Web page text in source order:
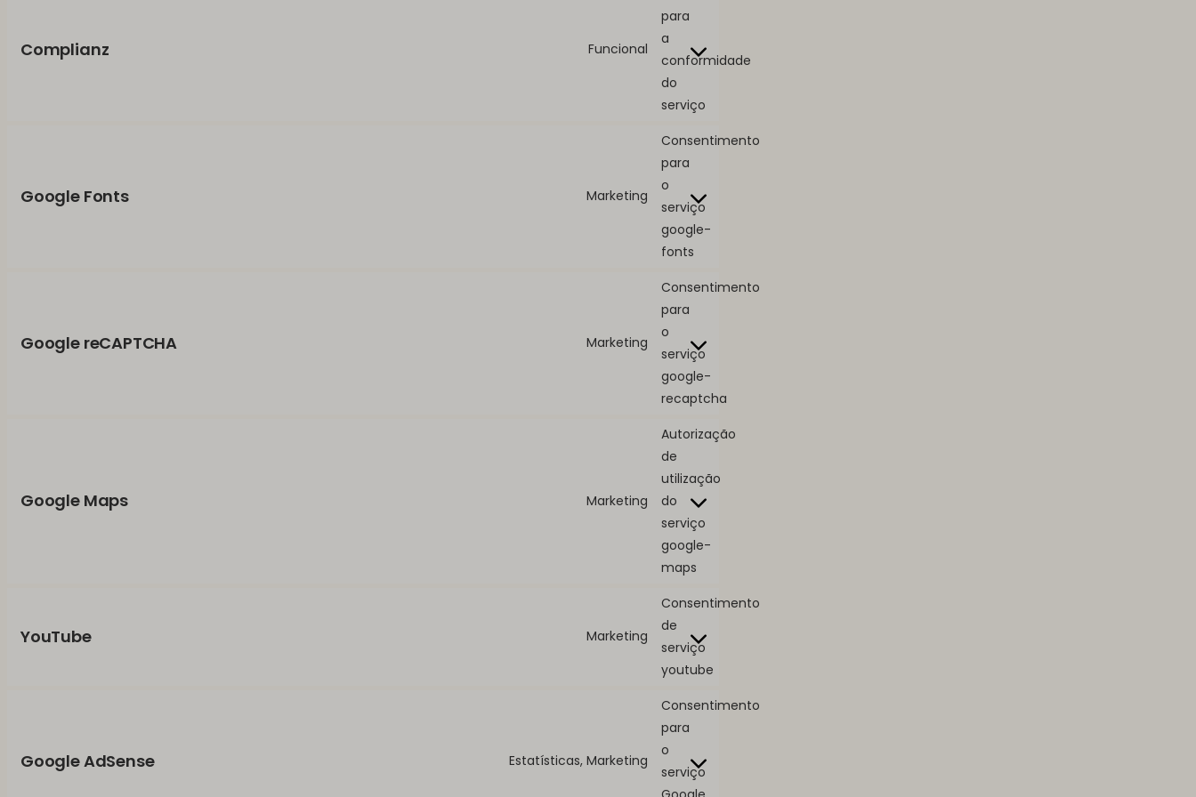
Complianz Funcional
para
a
conformidade
do
serviço
Google Fonts Marketing
Consentimento
para
o
serviço
google-
fonts
Google reCAPTCHA Marketing
Consentimento
para
o
serviço
google-
recaptcha
Google Maps Marketing
Autorização
de
utilização
do
serviço
google-
maps
YouTube Marketing
Consentimento
de
serviço
youtube
Google AdSense Estatísticas, Marketing
Consentimento
para
o
serviço